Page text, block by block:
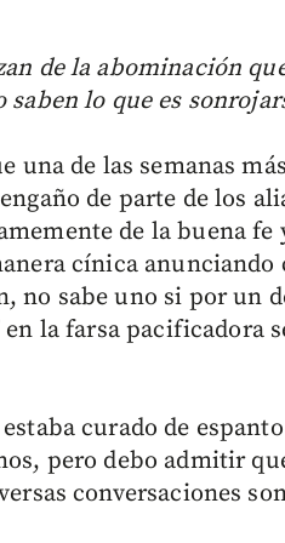
de la abominación
saben lo que es
una de las semanas
de parte de los
de la buena fe
cínica
no sabe uno si por un
en la farsa pacificadora
curado de
pero debo admitir
conversaciones